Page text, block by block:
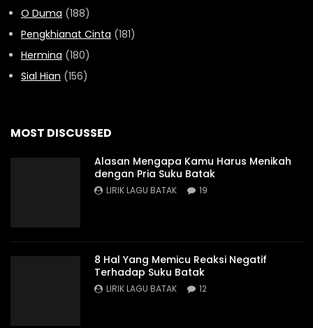
O Duma (188)
Pengkhianat Cinta (181)
Hermina (180)
Sial Hian (156)
MOST DISCUSSED
Alasan Mengapa Kamu Harus Menikah
dengan Pria Suku Batak
LIRIK LAGU BATAK 19
8 Hal Yang Memicu Reaksi Negatif
Terhadap Suku Batak
LIRIK LAGU BATAK 12